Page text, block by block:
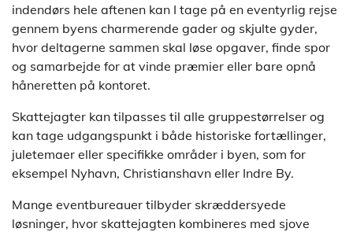
indendørs hele aftenen kan I tage på en eventyrlig rejse
gennem byens charmerende gader og skjulte gyder,
hvor deltagerne sammen skal løse opgaver, finde spor
og samarbejde for at vinde præmier eller bare opnå
håneretten på kontoret.
Skattejagter kan tilpasses til alle gruppestørrelser og
kan tage udgangspunkt i både historiske fortællinger,
juletemaer eller specifikke områder i byen, som for
eksempel Nyhavn, Christianshavn eller Indre By.
Mange eventbureauer tilbyder skræddersyede
løsninger, hvor skattejagten kombineres med sjove